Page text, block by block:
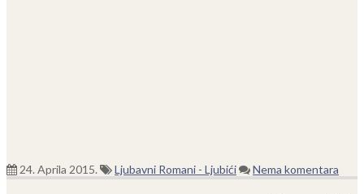
24. Aprila 2015. Ljubavni Romani - Ljubići Nema komentara